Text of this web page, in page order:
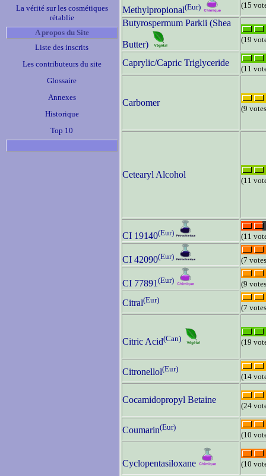
La vérité sur les cosmétiques
rétablie
A propos du Site
Liste des inscrits
Les contributeurs du site
Glossaire
Annexes
Historique
Top 10
Methylpropional(Eur) (15
Butyrospermum Parkii (Shea
Butter) (19
Caprylic/Capric Triglyceride
(11
Carbomer
(9
Cetearyl Alcohol
(11
CI 19140(Eur) (11
CI 42090(Eur) (7
CI 77891 (Eur) (9
Citral(Eur)
(7
Citric Acid(Can) (19
Citronellol(Eur)
(14
Cocamidopropyl Betaine
(24
Coumarin(Eur)
(10
Cyclopentasiloxane (10